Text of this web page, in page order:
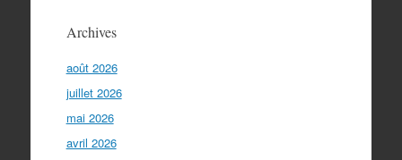
Archives
août 2026
juillet 2026
mai 2026
avril 2026